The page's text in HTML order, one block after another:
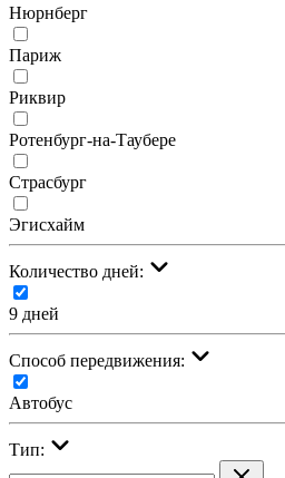
Нюрнберг
Париж
Риквир
Ротенбург-на-Таубере
Страсбург
Эгисхайм
Количество дней:
9 дней
Cпособ передвижения:
Автобус
Тип: